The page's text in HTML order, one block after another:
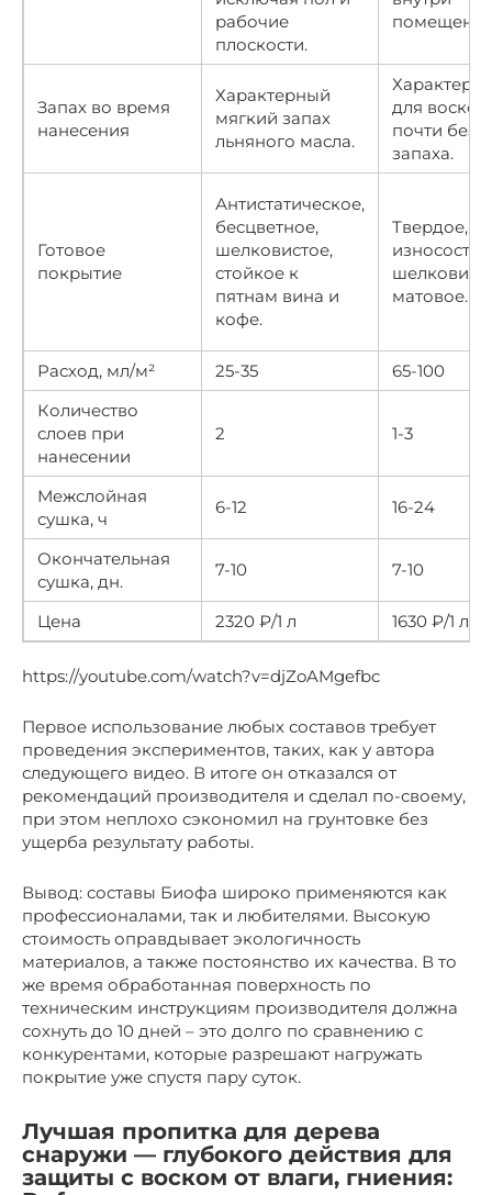
рабочие
плоскости.
Запах во время
нанесения
Характерный
мягкий запах
льняного масла.
для восков,
почти без
запаха.
Готовое
покрытие
Антистатическое,
бесцветное,
шелковистое,
стойкое к
пятнам вина и
кофе.
Твердое,
матовое.
Расход, мл/м² 25-35
65-100
Количество
слоев при
нанесении
2 1-3
Межслойная
сушка, ч
6-12 16-24
Окончательная
сушка, дн.
7-10 7-10
Цена 2320 ₽/1 л 1630 ₽/1 л
https://youtube.com/watch?v=djZoAMgefbc
Первое использование любых составов требует
проведения экспериментов, таких, как у автора
следующего видео. В итоге он отказался от
рекомендаций производителя и сделал по-своему,
при этом неплохо сэкономил на грунтовке без
ущерба результату работы.
Вывод: составы Биофа широко применяются как
профессионалами, так и любителями. Высокую
стоимость оправдывает экологичность
материалов, а также постоянство их качества. В то
же время обработанная поверхность по
техническим инструкциям производителя должна
сохнуть до 10 дней – это долго по сравнению с
конкурентами, которые разрешают нагружать
покрытие уже спустя пару суток.
Лучшая пропитка для дерева
снаружи — глубокого действия для
защиты с воском от влаги, гниения: